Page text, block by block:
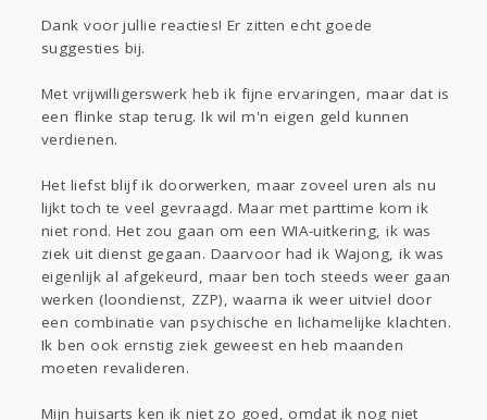
Dank voor jullie reacties! Er zitten echt goede
suggesties bij.
Met vrijwilligerswerk heb ik fijne ervaringen, maar dat is
een flinke stap terug. Ik wil m'n eigen geld kunnen
verdienen.
Het liefst blijf ik doorwerken, maar zoveel uren als nu
lijkt toch te veel gevraagd. Maar met parttime kom ik
niet rond. Het zou gaan om een WIA-uitkering, ik was
ziek uit dienst gegaan. Daarvoor had ik Wajong, ik was
eigenlijk al afgekeurd, maar ben toch steeds weer gaan
werken (loondienst, ZZP), waarna ik weer uitviel door
een combinatie van psychische en lichamelijke klachten.
Ik ben ook ernstig ziek geweest en heb maanden
moeten revalideren.
Mijn huisarts ken ik niet zo goed, omdat ik nog niet